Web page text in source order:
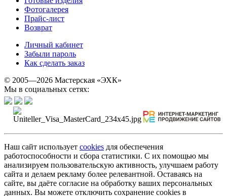
Фотогалерея
Прайс-лист
Возврат
Личный кабинет
Забыли пароль
Как сделать заказ
© 2005—2026 Мастерская «ЭХК»
Мы в социальных сетях:
Наш сайт использует cookies для обеспечения
работоспособности и сбора статистики. С их помощью мы
анализируем пользовательскую активность, улучшаем работу
сайта и делаем рекламу более релевантной. Оставаясь на
сайте, вы даёте согласие на обработку ваших персональных
данных. Вы можете отключить сохранение cookies в